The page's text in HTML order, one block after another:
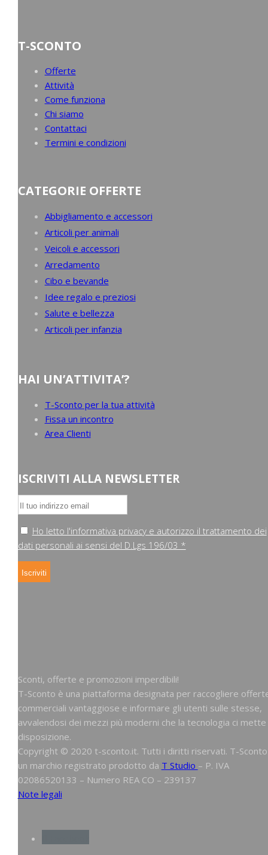
T-SCONTO
Offerte
Attività
Come funziona
Chi siamo
Contattaci
Termini e condizioni
CATEGORIE OFFERTE
Abbigliamento e accessori
Articoli per animali
Veicoli e accessori
Arredamento
Cibo e bevande
Idee regalo e preziosi
Salute e bellezza
Articoli per infanzia
HAI UN’ATTIVITA’?
T-Sconto per la tua attività
Fissa un incontro
Area Clienti
ISCRIVITI ALLA NEWSLETTER
Ho letto l'informativa privacy e autorizzo il trattamento dei
dati personali ai sensi del D.Lgs 196/03 *
Sconti, offerte e promozioni imperdibili!
T-Sconto è una piattaforma designata per raccogliere
commerciali vantaggiose e informare gli utenti sulle stesse,
avvalendosi dei mezzi più moderni che la tecnologia ci mette
disposizione.
Copyright © 2020 t-sconto.it. Tutti i diritti riservati. T-
un marchio registrato prodotto da T Studio – P. IVA
02086520133 – Numero REA CO – 239137
Note legali